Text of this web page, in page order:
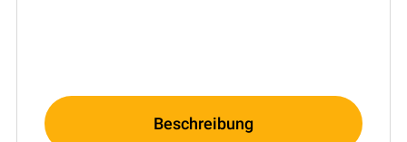
Beschreibung